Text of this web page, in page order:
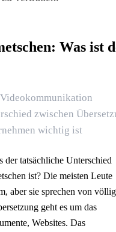
Was ist
zwischen
wichtig ist
der tatsächliche Unterschied
ist? Die meisten Leute
aber sie sprechen von völlig
geht es um das
Websites. Das